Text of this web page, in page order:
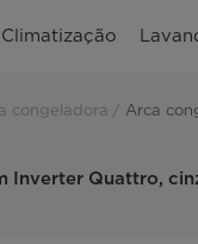
Climatização
congeladora Arca
Inverter Quattro,